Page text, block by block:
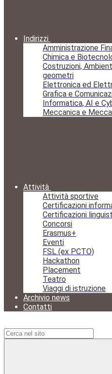
Indirizzi
Amministrazione
Chimica e
Costruzioni,
geometri
Elettronica ed
Grafica e
Informatica, AI e
Meccanica e
Attività
Attività sportive
Certificazioni
Certificazioni
Concorsi
Erasmus+
Eventi
FSL (ex PCTO)
Hackathon
Placement
Teatro
Viaggi di istruzione
Archivio news
Contatti